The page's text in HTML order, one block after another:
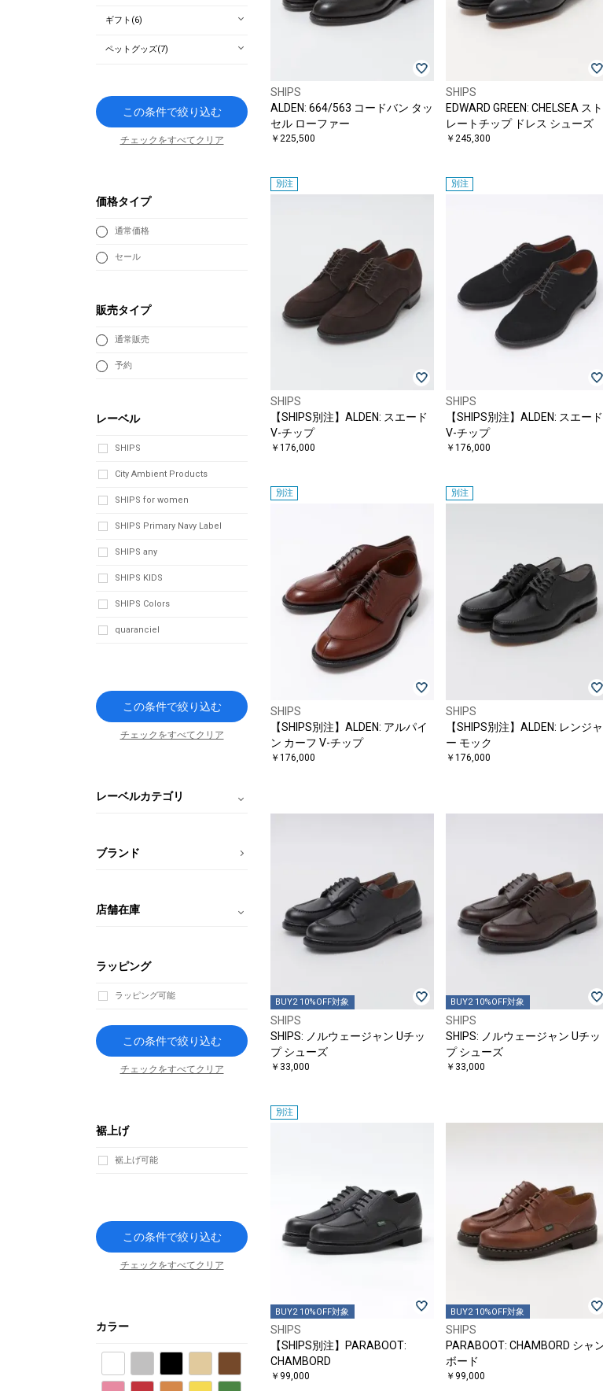
SHIPS
ALDEN: 664/563 コードバン タッ
セル ローファー
￥225,500
SHIPS
EDWARD GREEN: CHELSEA スト
レートチップ ドレス シューズ
￥245,300
別注
SHIPS
【SHIPS別注】ALDEN: スエード
V-チップ
￥176,000
別注
SHIPS
【SHIPS別注】ALDEN: スエード
V-チップ
￥176,000
別注
SHIPS
【SHIPS別注】ALDEN: アルパイ
ン カーフ V-チップ
￥176,000
別注
SHIPS
【SHIPS別注】ALDEN: レンジャ
ー モック
￥176,000
BUY2 10%OFF対象
SHIPS
SHIPS: ノルウェージャン Uチッ
プ シューズ
￥33,000
BUY2 10%OFF対象
SHIPS
SHIPS: ノルウェージャン Uチッ
プ シューズ
￥33,000
別注
BUY2 10%OFF対象
SHIPS
【SHIPS別注】PARABOOT:
CHAMBORD
￥99,000
BUY2 10%OFF対象
SHIPS
PARABOOT: CHAMBORD シャ
ボード
￥99,000
ギフト(6)
ペットグッズ(7)
この条件で絞り込む
チェックをすべてクリア
価格タイプ
通常価格
セール
販売タイプ
通常販売
予約
レーベル
SHIPS
City Ambient Products
SHIPS for women
SHIPS Primary Navy Label
SHIPS any
SHIPS KIDS
SHIPS Colors
quaranciel
この条件で絞り込む
チェックをすべてクリア
レーベルカテゴリ
ブランド
店舗在庫
ラッピング
ラッピング可能
この条件で絞り込む
チェックをすべてクリア
裾上げ
裾上げ可能
この条件で絞り込む
チェックをすべてクリア
カラー
ブラウン